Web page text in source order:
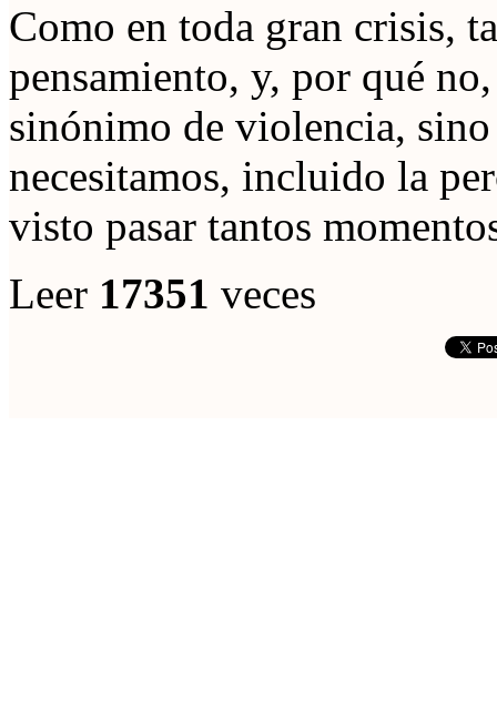
Como en toda gran crisis,
pensamiento, y, por qué
sinónimo de violencia,
necesitamos, incluido la
visto pasar tantos
Leer 17351 veces